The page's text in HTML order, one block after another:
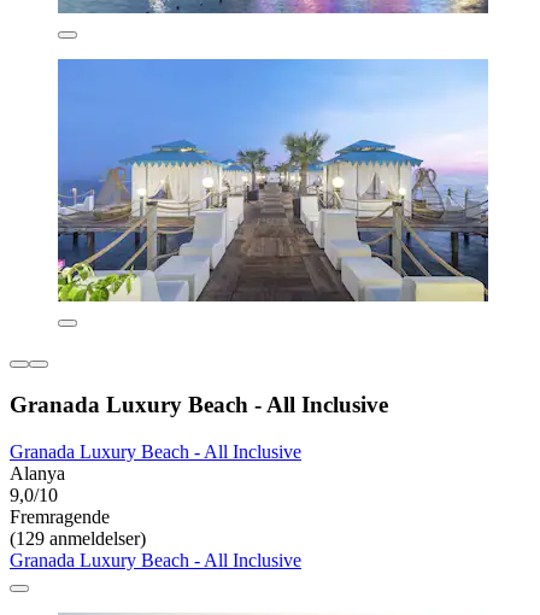
Granada Luxury Beach - All Inclusive
Granada Luxury Beach - All Inclusive
Alanya
9,0/10
Fremragende
(129 anmeldelser)
Granada Luxury Beach - All Inclusive